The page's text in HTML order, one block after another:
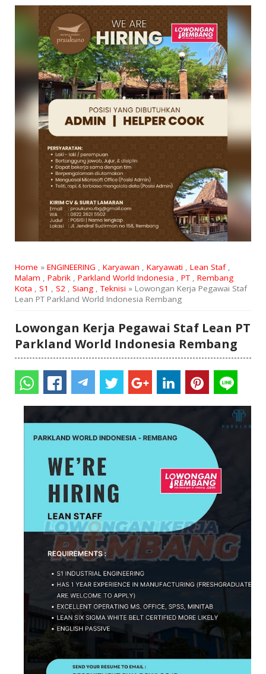
SURAT LAMARAN
RIWAYAT HIDUP
Home » ENGINEERING , Karyawan , Karyawati , Lean Staf,
Malam , Pabrik, Parkland World Indonesia , PT, Rembang
Kota , S1 , S2, Siang,Teknisi » Lowongan Kerja Pegawai Staf
Lean PT Parkland World Indonesia Rembang
Lowongan Kerja Pegawai Staf Lean PT
Parkland World Indonesia Rembang